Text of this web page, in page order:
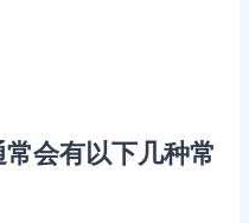
会有以下几种常